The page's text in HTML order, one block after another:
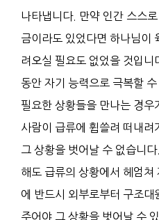
나타냅니다. 만약 인간 스스
금이라도 있었다면 하나님이
려오실 필요도 없었을 것입
동안 자기 능력으로 극복할
필요한 상황들을 만나는 경우
사람이 급류에 휩쓸려 떠내려
그 상황을 벗어날 수 없습니
해도 급류의 상황에서 헤엄
에 반드시 외부로부터 구조
주어야 그 상황을 벗어날 수